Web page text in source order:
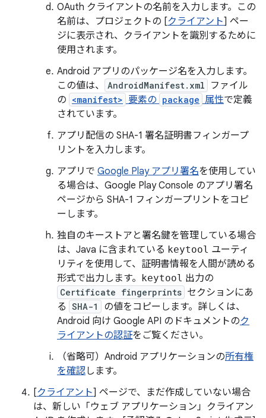
OAuth クライアントの名前を入力します。この
名前は、プロジェクトの [クライアント] ペー
ジに表示され、クライアントを識別するために
使用されます。
Android アプリのパッケージ名を入力します。
この値は、
AndroidManifest.xml
ファイル
の <manifest> 要素の package 属性で定義
されています。
アプリ配信の SHA-1 署名証明書フィンガープ
リントを入力します。
アプリで Google Play アプリ署名を使用してい
る場合は、Google Play Console のアプリ署名
ページから SHA-1 フィンガープリントをコピ
ーします。
独自のキーストアと署名鍵を管理している場合
は、Java に含まれている keytool ユーティ
リティを使用して、証明書情報を人間が読める
形式で出力します。 keytool 出力の
Certificate fingerprints セクションにあ
る SHA-1
の値をコピーします。詳しくは、
Android 向け Google API のドキュメントのク
ライアントの認証をご覧ください。
（省略可）Android アプリケーションの所有権
を確認します。
[クライアント] ページで、まだ作成していない場合
は、新しい「ウェブ アプリケーション」クライアン